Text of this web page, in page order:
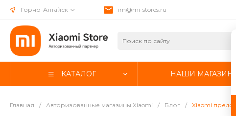
Горно-Алтайск im@mi-stores.ru
КАТАЛОГ НАШИ МАГАЗИНЫ
Главная / Авторизованные магазины Xiaomi / Блог / Xiaomi